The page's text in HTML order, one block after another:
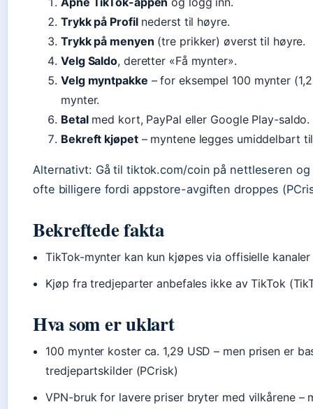
Trykk på Profilnederst til høyre.
Trykk på menyen (tre prikker) øverst til høyre.
Velg Saldo, deretter «Få mynter».
Velg myntpakke – for eksempel 100 mynter
mynter.
Betalmed kort, PayPal eller Google Play-saldo.
Bekreft kjøpet– myntene legges umiddelbart
Alternativt: Gå til tiktok.com/coin på nettleseren
ofte billigere fordi appstore-avgiften droppes
Bekreftede fakta
TikTok-mynter kan kun kjøpes via offisielle
Kjøp fra tredjeparter anbefales ikke av TikTok
Hva som er uklart
100 mynter koster ca. 1,29 USD – men prisen er
tredjepartskilder (PCrisk)
VPN-bruk for lavere priser bryter med vilkårene –